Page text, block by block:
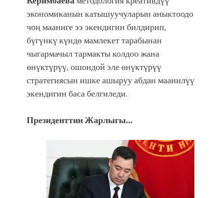
экономиканын катышуучуларын аныктоодо
чоң мааниге ээ экендигин билдирип,
бүгүнкү күндө мамлекет тарабынан
чыгармачыл тармакты колдоо жана
өнүктүрүү, ошондой эле өнүктүрүү
стратегиясын ишке ашыруу абдан маанилүү
экендигин баса белгиледи.
Президенттин Жарлыгы…